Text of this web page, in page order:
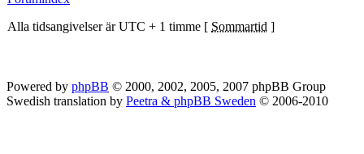
Alla tidsangivelser är UTC + 1 timme [ Sommartid ]
Powered by phpBB © 2000, 2002, 2005, 2007 phpBB Group
Swedish translation by Peetra & phpBB Sweden © 2006-2010